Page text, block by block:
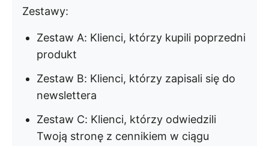
Zestawy:
Zestaw A: Klienci, którzy kupili poprzedni
produkt
Zestaw B: Klienci, którzy zapisali się do
newslettera
Zestaw C: Klienci, którzy odwiedzili
Twoją stronę z cennikiem w ciągu